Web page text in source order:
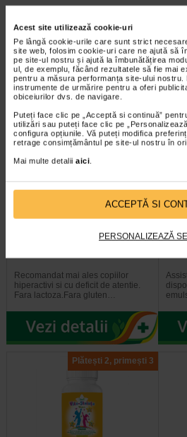
Acest site utilizează cookie-uri
Pe lângă cookie-urile care sunt strict
site web, folosim cookie-uri care ne ajută să
pe site-ul nostru și ajută la îmbunătățirea
ul, de exemplu, făcând rezultatele să fie mai
pentru a măsura performanța site-ului
instrumente de urmărire pentru a oferi
obiceiurilor dvs. de navigare.
Puteți face clic pe „Acceptă si continuă”
utilizări sau puteți face clic pe
configura opțiunile. Vă puteți modifica
retrage consimțământul pe site-ul nostru în
Mai multe detalii aici.
ACCEPTĂ SI
PERSONALIZEAZĂ
Brand: MINUNINO
*Pentru pret te asteptam in cea mai apropiata
VEZI PRODUSE DIN ACEEASI
-25%
Kidimag 3 ani + Magneziu
Recomandat mai ales copiilor
hiperactivi si cu deficit de atentie.
Fara lactoza.Fara gluten…
Plătești 2, primești 3